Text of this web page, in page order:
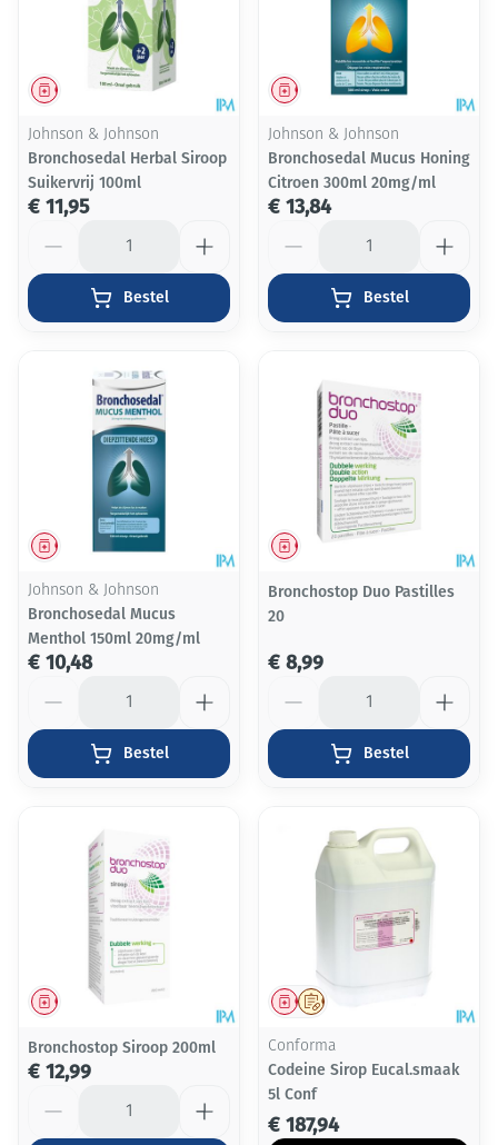
Geneesmiddel
Johnson & Johnson
Bronchosedal Herbal Siroop
Suikervrij 100ml
€ 11,95
Bestel
Geneesmiddel
Johnson & Johnson
Bronchosedal Mucus Honing
Citroen 300ml 20mg/ml
€ 13,84
Bestel
Geneesmiddel
Johnson & Johnson
Bronchosedal Mucus
Menthol 150ml 20mg/ml
€ 10,48
Bestel
Geneesmiddel
Bronchostop Duo Pastilles
20
€ 8,99
Bestel
Geneesmiddel
Bronchostop Siroop 200ml
€ 12,99
Op voorschrift
Geneesmiddel
Conforma
Codeine Sirop Eucal.smaak
5l Conf
€ 187,94